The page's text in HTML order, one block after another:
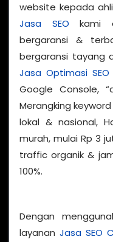
website kepada
Jasa SEO kami
bergaransi &
bergaransi tayang
Jasa Optimasi SEO
Google Console,
Merangking
lokal & nasional,
murah, mulai Rp 3
traffic organik &
100%.
Dengan
layanan Jasa SEO